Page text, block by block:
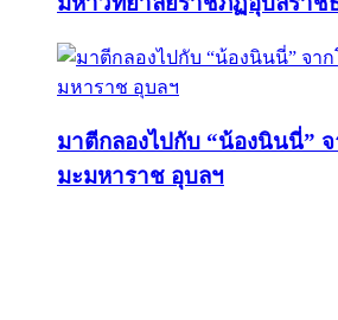
มาตีกลองไปกับ “น้องนินนี่” จ
มะมหาราช อุบลฯ